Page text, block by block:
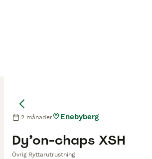
Dy’on-chaps XSH
Övrig Ryttarutrustning
2 månader Enebyberg